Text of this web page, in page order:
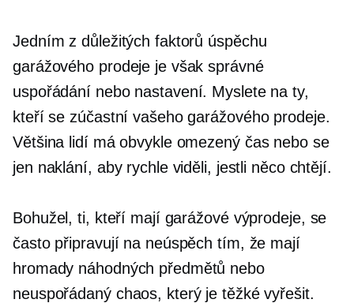
Jedním z důležitých faktorů úspěchu
garážového prodeje je však správné
uspořádání nebo nastavení. Myslete na ty,
kteří se zúčastní vašeho garážového prodeje.
Většina lidí má obvykle omezený čas nebo se
jen naklání, aby rychle viděli, jestli něco chtějí.
Bohužel, ti, kteří mají garážové výprodeje, se
často připravují na neúspěch tím, že mají
hromady náhodných předmětů nebo
neuspořádaný chaos, který je těžké vyřešit.